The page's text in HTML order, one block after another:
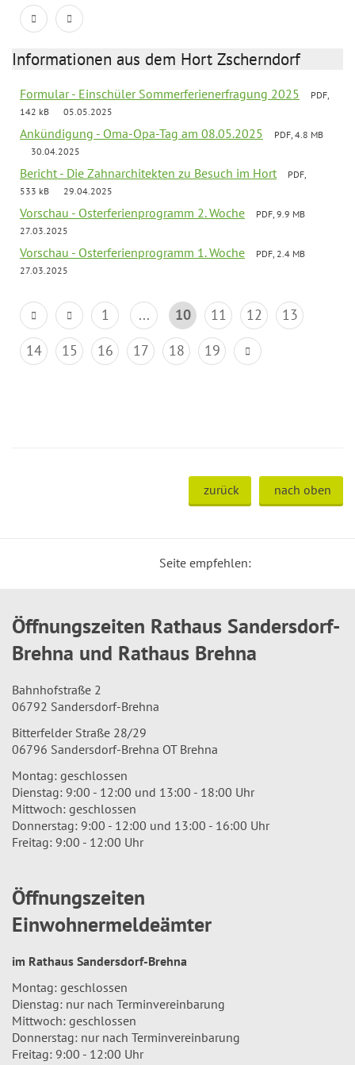
Informationen aus dem Hort Zscherndorf
Formular - Einschüler Sommerferienerfragung 2025
PDF,
142 kB
05.05.2025
Ankündigung - Oma-Opa-Tag am 08.05.2025
PDF, 4.8 MB
30.04.2025
Bericht - Die Zahnarchitekten zu Besuch im Hort
PDF,
533 kB
29.04.2025
Vorschau - Osterferienprogramm 2. Woche
PDF, 9.9 MB
27.03.2025
Vorschau - Osterferienprogramm 1. Woche
PDF, 2.4 MB
27.03.2025
1 ... 10 11 12
13
14
15 16 17 18 19
zurück nach oben
Seite empfehlen:
Öffnungszeiten Rathaus Sandersdorf-
Brehna und Rathaus Brehna
Bahnhofstraße 2
06792 Sandersdorf-Brehna
Bitterfelder Straße 28/29
06796 Sandersdorf-Brehna OT Brehna
Montag: geschlossen
Dienstag: 9:00 - 12:00 und 13:00 - 18:00 Uhr
Mittwoch: geschlossen
Donnerstag: 9:00 - 12:00 und 13:00 - 16:00 Uhr
Freitag: 9:00 - 12:00 Uhr
Öffnungszeiten
Einwohnermeldeämter
im Rathaus Sandersdorf-Brehna
Montag: geschlossen
Dienstag: nur nach Terminvereinbarung
Mittwoch: geschlossen
Donnerstag: nur nach Terminvereinbarung
Freitag: 9:00 - 12:00 Uhr